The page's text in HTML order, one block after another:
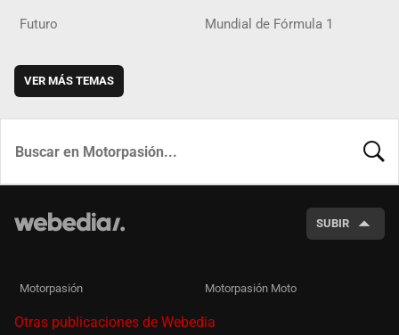
Futuro Mundial de Fórmula 1
VER MÁS TEMAS
SUBIR
Motorpasión Motorpasión Moto
Otras publicaciones de Webedia